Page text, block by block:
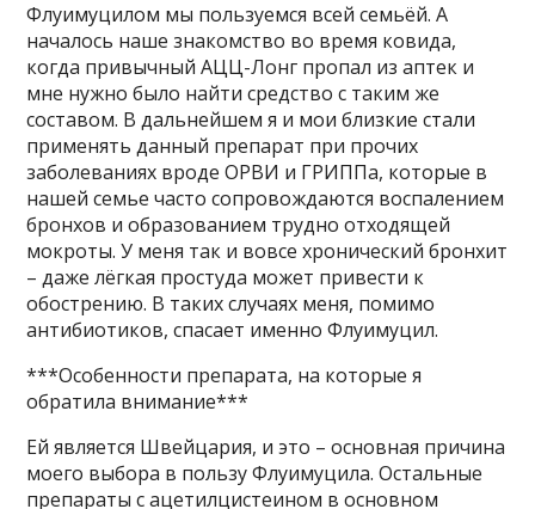
Флуимуцилом мы пользуемся всей семьёй. А
началось наше знакомство во время ковида,
когда привычный АЦЦ-Лонг пропал из аптек и
мне нужно было найти средство с таким же
составом. В дальнейшем я и мои близкие стали
применять данный препарат при прочих
заболеваниях вроде ОРВИ и ГРИППа, которые в
нашей семье часто сопровождаются воспалением
бронхов и образованием трудно отходящей
мокроты. У меня так и вовсе хронический бронхит
– даже лёгкая простуда может привести к
обострению. В таких случаях меня, помимо
антибиотиков, спасает именно Флуимуцил.
***Особенности препарата, на которые я
обратила внимание***
Ей является Швейцария, и это – основная причина
моего выбора в пользу Флуимуцила. Остальные
препараты с ацетилцистеином в основном